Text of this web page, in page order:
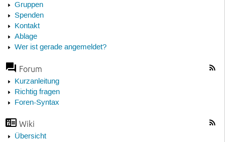
Gruppen
Spenden
Kontakt
Ablage
Wer ist gerade angemeldet?
Forum
Kurzanleitung
Richtig fragen
Foren-Syntax
Wiki
Übersicht